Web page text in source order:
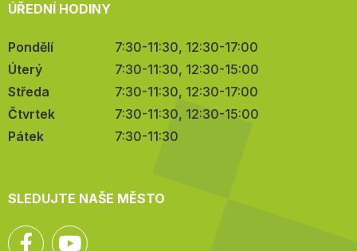
ÚŘEDNÍ HODINY
Pondělí
7:30-11:30, 12:30-17:00
Úterý
7:30-11:30, 12:30-15:00
Středa
7:30-11:30, 12:30-17:00
Čtvrtek
7:30-11:30, 12:30-15:00
Pátek
7:30-11:30
SLEDUJTE NAŠE MĚSTO
Facebook